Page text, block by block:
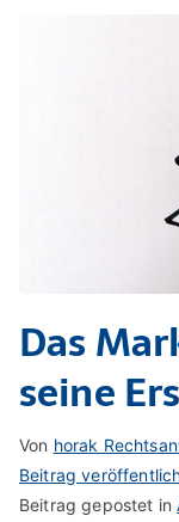
Das
seine
Von horak
Beitrag
Beitrag gepostet in